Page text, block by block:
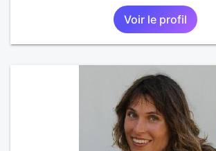
Voir le profil